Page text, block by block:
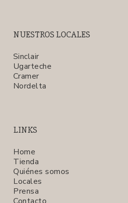
NUESTROS LOCALES
Sinclair
Ugarteche
Cramer
Nordelta
LINKS
Home
Tienda
Quiénes somos
Locales
Prensa